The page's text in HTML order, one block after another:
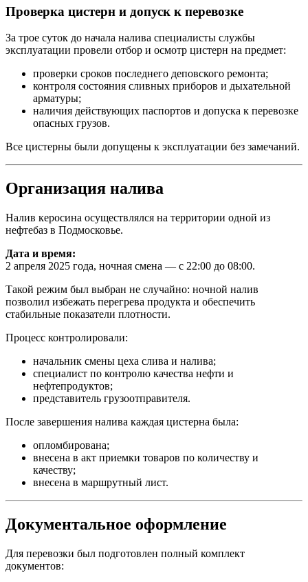
Проверка цистерн и допуск к перевозке
За трое суток до начала налива специалисты службы
эксплуатации провели отбор и осмотр цистерн на предмет:
проверки сроков последнего деповского ремонта;
контроля состояния сливных приборов и дыхательной
арматуры;
наличия действующих паспортов и допуска к перевозке
опасных грузов.
Все цистерны были допущены к эксплуатации без замечаний.
Организация налива
Налив керосина осуществлялся на территории одной из
нефтебаз в Подмосковье.
Дата и время:
2 апреля 2025 года, ночная смена — с 22:00 до 08:00.
Такой режим был выбран не случайно: ночной налив
позволил избежать перегрева продукта и обеспечить
стабильные показатели плотности.
Процесс контролировали:
начальник смены цеха слива и налива;
специалист по контролю качества нефти и
нефтепродуктов;
представитель грузоотправителя.
После завершения налива каждая цистерна была:
опломбирована;
внесена в акт приемки товаров по количеству и
качеству;
внесена в маршрутный лист.
Документальное оформление
Для перевозки был подготовлен полный комплект
документов: